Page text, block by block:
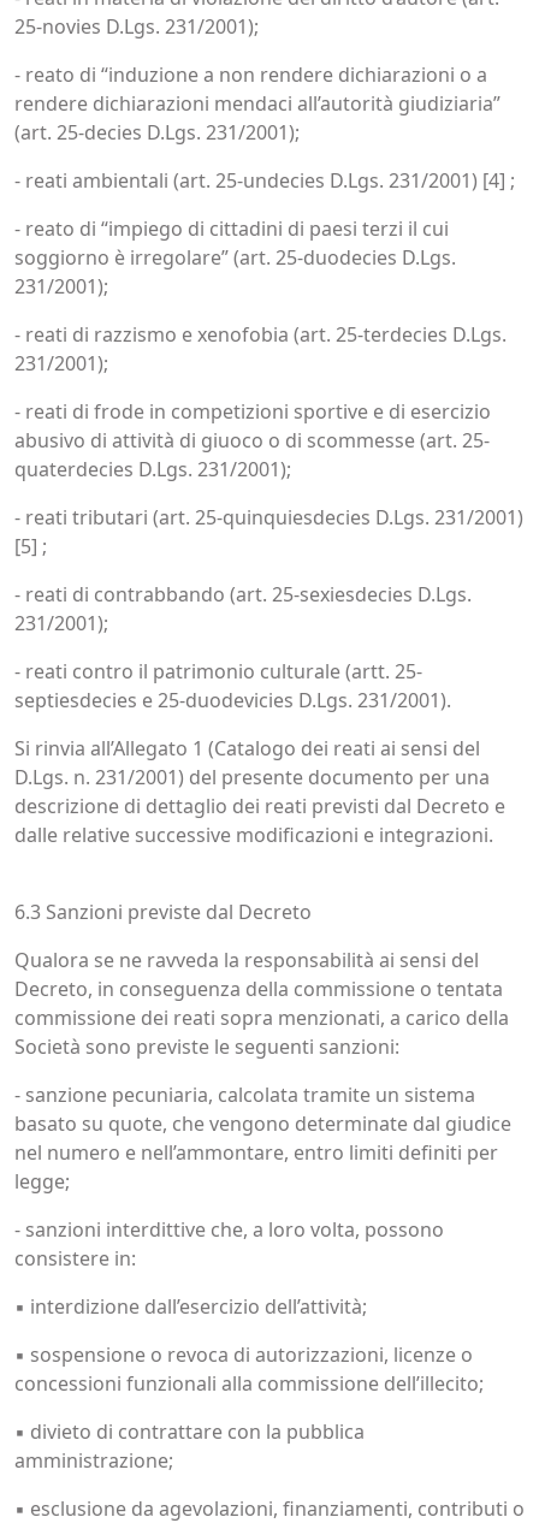
25-novies D.Lgs. 231/2001);
- reato di “induzione a non rendere dichiarazioni o a
rendere dichiarazioni mendaci all’autorità giudiziaria”
(art. 25-decies D.Lgs. 231/2001);
- reati ambientali (art. 25-undecies D.Lgs. 231/2001) [4] ;
- reato di “impiego di cittadini di paesi terzi il cui
soggiorno è irregolare” (art. 25-duodecies D.Lgs.
231/2001);
- reati di razzismo e xenofobia (art. 25-terdecies D.Lgs.
231/2001);
- reati di frode in competizioni sportive e di esercizio
abusivo di attività di giuoco o di scommesse (art. 25-
quaterdecies D.Lgs. 231/2001);
- reati tributari (art. 25-quinquiesdecies D.Lgs. 231/2001)
[5] ;
- reati di contrabbando (art. 25-sexiesdecies D.Lgs.
231/2001);
- reati contro il patrimonio culturale (artt. 25-
septiesdecies e 25-duodevicies D.Lgs. 231/2001).
Si rinvia all’Allegato 1 (Catalogo dei reati ai sensi del
D.Lgs. n. 231/2001) del presente documento per una
descrizione di dettaglio dei reati previsti dal Decreto e
dalle relative successive modificazioni e integrazioni.
6.3 Sanzioni previste dal Decreto
Qualora se ne ravveda la responsabilità ai sensi del
Decreto, in conseguenza della commissione o tentata
commissione dei reati sopra menzionati, a carico della
Società sono previste le seguenti sanzioni:
- sanzione pecuniaria, calcolata tramite un sistema
basato su quote, che vengono determinate dal giudice
nel numero e nell’ammontare, entro limiti definiti per
legge;
- sanzioni interdittive che, a loro volta, possono
consistere in:
▪ interdizione dall’esercizio dell’attività;
▪ sospensione o revoca di autorizzazioni, licenze o
concessioni funzionali alla commissione dell’illecito;
▪ divieto di contrattare con la pubblica
amministrazione;
▪ esclusione da agevolazioni, finanziamenti, contributi o